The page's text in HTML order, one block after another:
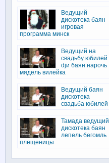
Ведущий
дискотека баян
игровая
программа минск
Ведущий на
свадьбу юбилей
djи баян нарочь
мядель вилейка
Ведущий баян
дискотека
свадьба юбилей
Тамада ведущий
дискотека баян
лепель бегомль
плещеницы